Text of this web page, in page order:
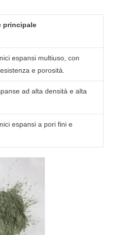
principale
espansi multiuso, con
e porosità.
ad alta densità e alta
espansi a pori fini e